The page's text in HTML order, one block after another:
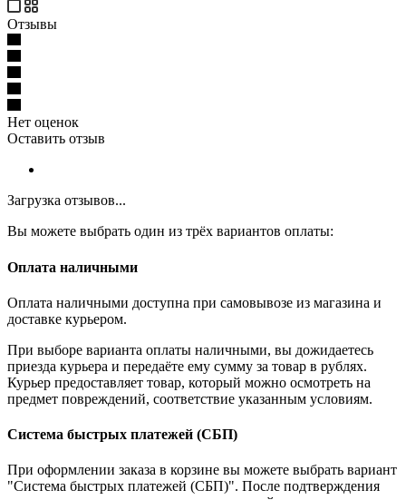
Отзывы
Нет оценок
Оставить отзыв
Загрузка отзывов...
Вы можете выбрать один из трёх вариантов оплаты:
Оплата наличными
Оплата наличными доступна при самовывозе из магазина и
доставке курьером.
При выборе варианта оплаты наличными, вы дожидаетесь
приезда курьера и передаёте ему сумму за товар в рублях.
Курьер предоставляет товар, который можно осмотреть на
предмет повреждений, соответствие указанным условиям.
Система быстрых платежей (СБП)
При оформлении заказа в корзине вы можете выбрать вариант
"Система быстрых платежей (СБП)". После подтверждения